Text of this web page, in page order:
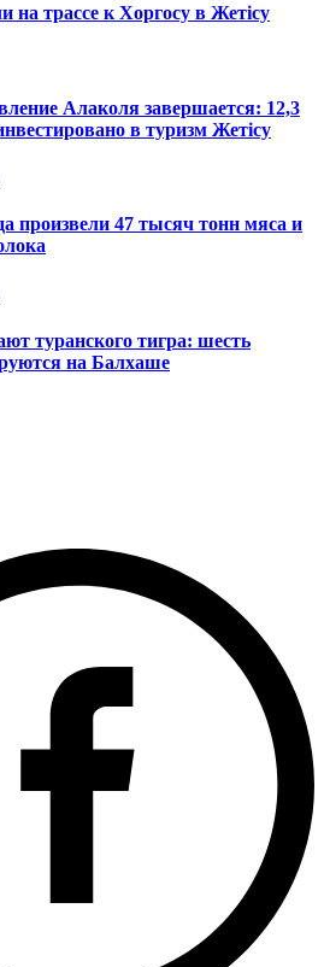
на трассе к Хоргосу в Жетісу
Алаколя завершается: 12,3
в туризм Жетісу
произвели 47 тысяч тонн мяса и
туранского тигра: шесть
на Балхаше